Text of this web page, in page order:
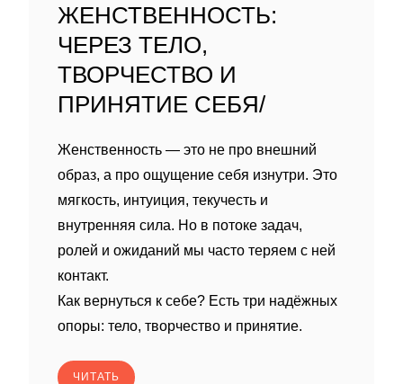
ЖЕНСТВЕННОСТЬ:
ЧЕРЕЗ ТЕЛО,
ТВОРЧЕСТВО И
ПРИНЯТИЕ СЕБЯ/
Женственность — это не про внешний
образ, а про ощущение себя изнутри. Это
мягкость, интуиция, текучесть и
внутренняя сила. Но в потоке задач,
ролей и ожиданий мы часто теряем с ней
контакт.
Как вернуться к себе? Есть три надёжных
опоры: тело, творчество и принятие.
ЧИТАТЬ